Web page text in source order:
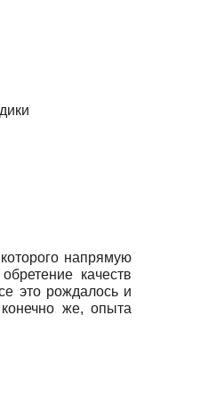
напрямую
качеств
это рождалось и
же, опыта